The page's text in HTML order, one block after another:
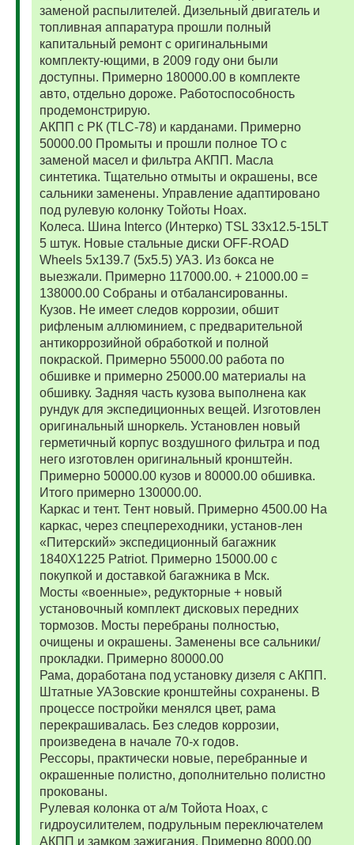
заменой распылителей. Дизельный двигатель и
топливная аппаратура прошли полный
капитальный ремонт с оригинальными
комплекту-ющими, в 2009 году они были
доступны. Примерно 180000.00 в комплекте
авто, отдельно дороже. Работоспособность
продемонстрирую.
АКПП с РК (TLC-78) и карданами. Примерно
50000.00 Промыты и прошли полное ТО с
заменой масел и фильтра АКПП. Масла
синтетика. Тщательно отмыты и окрашены, все
сальники заменены. Управление адаптировано
под рулевую колонку Тойоты Ноах.
Колеса. Шина Interco (Интерко) TSL 33x12.5-15LT
5 штук. Новые стальные диски OFF-ROAD
Wheels 5x139.7 (5x5.5) УАЗ. Из бокса не
выезжали. Примерно 117000.00. + 21000.00 =
138000.00 Собраны и отбалансированны.
Кузов. Не имеет следов коррозии, обшит
рифленым аллюминием, с предварительной
антикоррозийной обработкой и полной
покраской. Примерно 55000.00 работа по
обшивке и примерно 25000.00 материалы на
обшивку. Задняя часть кузова выполнена как
рундук для экспедиционных вещей. Изготовлен
оригинальный шноркель. Установлен новый
герметичный корпус воздушного фильтра и под
него изготовлен оригинальный кронштейн.
Примерно 50000.00 кузов и 80000.00 обшивка.
Итого примерно 130000.00.
Каркас и тент. Тент новый. Примерно 4500.00 На
каркас, через спецпереходники, установ-лен
«Питерский» экспедиционный багажник
1840Х1225 Patriot. Примерно 15000.00 с
покупкой и доставкой багажника в Мск.
Мосты «военные», редукторные + новый
установочный комплект дисковых передних
тормозов. Мосты перебраны полностью,
очищены и окрашены. Заменены все сальники/
прокладки. Примерно 80000.00
Рама, доработана под установку дизеля с АКПП.
Штатные УАЗовские кронштейны сохранены. В
процессе постройки менялся цвет, рама
перекрашивалась. Без следов коррозии,
произведена в начале 70-х годов.
Рессоры, практически новые, перебранные и
окрашенные полистно, дополнительно полистно
прокованы.
Рулевая колонка от а/м Тойота Ноах, с
гидроусилителем, подрульным переключателем
АКПП и замком зажигания. Примерно 8000.00